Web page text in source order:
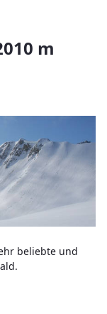
m
beliebte und